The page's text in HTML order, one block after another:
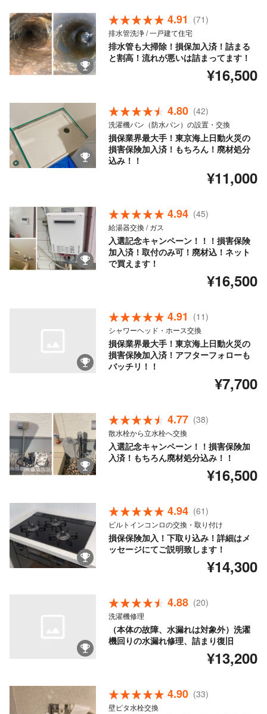
4.91 (71)
排水管洗浄 / 一戸建て住宅
排水管も大掃除！損保加入済！詰まる
と割高！流れが悪いは詰まってます！
¥16,500
4.80 (42)
洗濯機パン（防水パン）の設置・交換
損保業界最大手！東京海上日動火災の
損害保険加入済！もちろん！廃材処分
込み！！
¥11,000
4.94 (45)
給湯器交換 / ガス
入選記念キャンペーン！！！損害保険
加入済！取付のみ可！廃材込！ネット
で買えます！
¥16,500
4.91 (11)
シャワーヘッド・ホース交換
損保業界最大手！東京海上日動火災の
損害保険加入済！アフターフォローも
バッチリ！！
¥7,700
4.77 (38)
散水栓から立水栓へ交換
入選記念キャンペーン！！損害保険加
入済！もちろん廃材処分込み！！
¥16,500
4.94 (61)
ビルトインコンロの交換・取り付け
損保保険加入！下取り込み！詳細はメ
ッセージにてご説明致します！
¥14,300
4.88 (20)
洗濯機修理
（本体の故障、水漏れは対象外）洗濯
機回りの水漏れ修理、詰まり復旧
¥13,200
4.90 (33)
壁ピタ水栓交換